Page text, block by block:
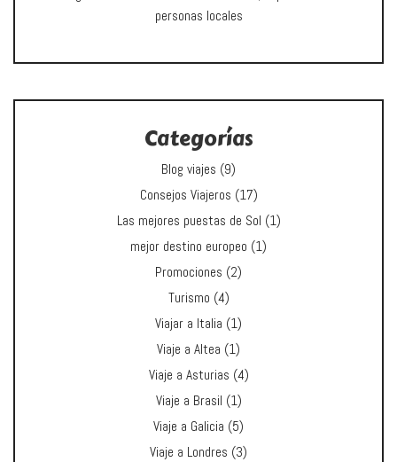
personas locales
Categorías
Blog viajes (9)
Consejos Viajeros (17)
Las mejores puestas de Sol (1)
mejor destino europeo (1)
Promociones (2)
Turismo (4)
Viajar a Italia (1)
Viaje a Altea (1)
Viaje a Asturias (4)
Viaje a Brasil (1)
Viaje a Galicia (5)
Viaje a Londres (3)